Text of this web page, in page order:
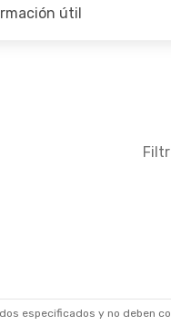
útil
especificados y no deben